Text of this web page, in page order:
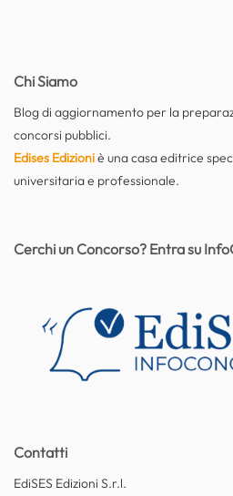
Chi Siamo
Blog di aggiornamento per la
concorsi pubblici.
Edises Edizioniè una casa editrice
universitaria e professionale.
Contatti
EdiSES Edizioni S.r.l.
Cerchi un Concorso? Entra su